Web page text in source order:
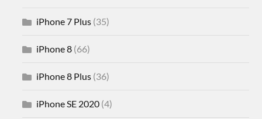
iPhone 7 Plus (35)
iPhone 8 (66)
iPhone 8 Plus (36)
iPhone SE 2020 (4)